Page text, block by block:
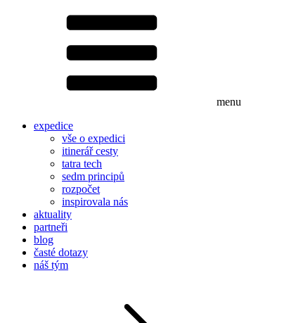
menu
expedice
vše o expedici
itinerář cesty
tatra tech
sedm principů
rozpočet
inspirovala nás
aktuality
partneři
blog
časté dotazy
náš tým